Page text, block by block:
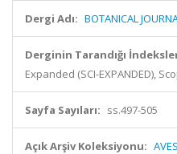
Dergi Adı: BOTANICAL
Derginin Tarandığı
Expanded (SCI-EXPANDED),
Sayfa Sayıları: ss.497-505
Açık Arşiv Koleksiyonu: